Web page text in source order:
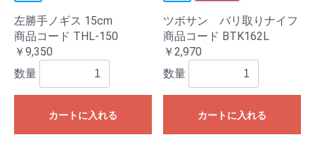
左勝手ノギス 15cm
商品コード THL-150
￥9,350
数量
カートに入れる
ツボサン バリ取りナイフ
商品コード BTK162L
￥2,970
数量
カートに入れる